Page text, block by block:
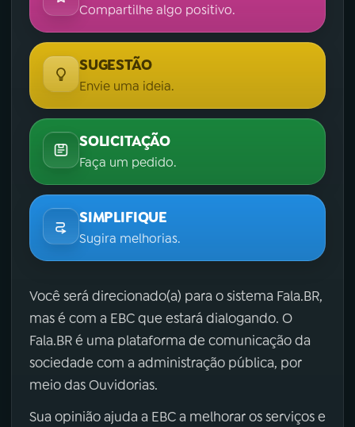
Compartilhe algo positivo.
SUGESTÃO
Envie uma ideia.
SOLICITAÇÃO
Faça um pedido.
SIMPLIFIQUE
Sugira melhorias.
Você será direcionado(a) para o sistema Fala.BR,
mas é com a EBC que estará dialogando. O
Fala.BR é uma plataforma de comunicação da
sociedade com a administração pública, por
meio das Ouvidorias.
Sua opinião ajuda a EBC a melhorar os serviços e